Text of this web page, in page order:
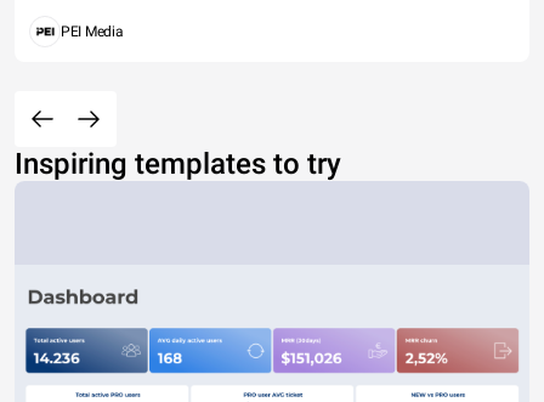
PEI Media
Inspiring templates to try